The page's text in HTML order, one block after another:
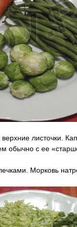
листочки.
обычно с ее
Морковь